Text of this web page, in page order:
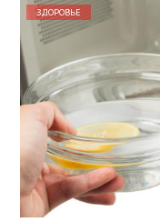
ЗДОРОВЬЕ